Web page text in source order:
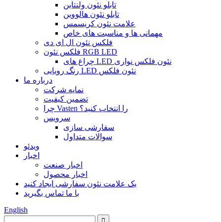
تابلو نئون ولنتاین
تابلو نئون هالووین
علامت نئون کریسمس
مهمانی ها و مناسبت های خاص
فلکس نئون ال ای دی
فلکس نئون RGB LED
چراغ های LED نئون فلکس نواری
رنگ رویایی LED نئون فلکس
درباره ما
نمایه شرکت
تضمین کیفیت
چرا Vasten را انتخاب کنید؟
سرویس
سفارشی سازی
سوالات متداول
ویدئو
اخبار
اخبار صنعت
اخبار محصول
یک علامت نئون سفارشی ایجاد کنید
با ما تماس بگیرید
English